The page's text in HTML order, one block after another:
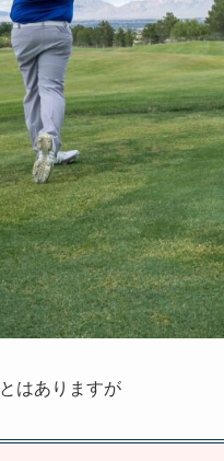
はありますが